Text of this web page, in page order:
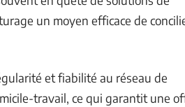
un moyen efficace de
et fiabilité au réseau de
travail, ce qui garantit une